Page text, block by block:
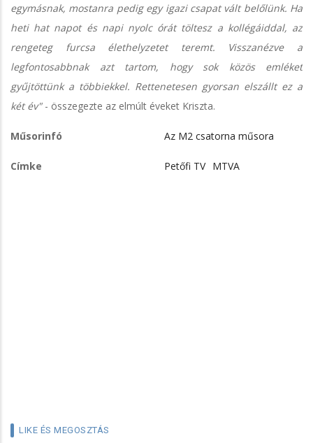
egymásnak, mostanra pedig egy igazi csapat vált belőlünk. Ha
heti hat napot és napi nyolc órát töltesz a kollégáiddal, az
rengeteg furcsa élethelyzetet teremt. Visszanézve a
legfontosabbnak azt tartom, hogy sok közös emléket
gyűjtöttünk a többiekkel. Rettenetesen gyorsan elszállt ez a
két év"- összegezte az elmúlt éveket Kriszta.
Műsorinfó Az M2 csatorna műsora
Címke Petőfi TV MTVA
LIKE ÉS MEGOSZTÁS